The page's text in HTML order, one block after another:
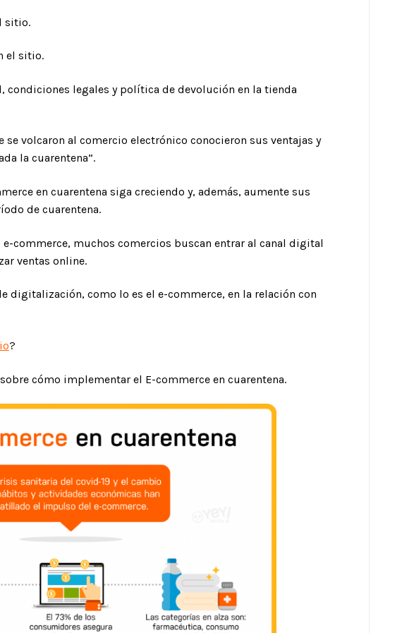
sitio.
el sitio.
legales y política de devolución en la tienda
se volcaron al comercio electrónico conocieron sus ventajas y
la cuarentena”.
en cuarentena siga creciendo y, además, aumente sus
de cuarentena.
commerce, muchos comercios buscan entrar al canal digital
ventas online.
digitalización, como lo es el e-commerce, en la relación con
?
cómo implementar el E-commerce en cuarentena.